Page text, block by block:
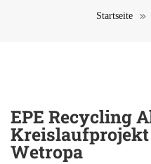
Startseite
EPE Recycling
Wetropa